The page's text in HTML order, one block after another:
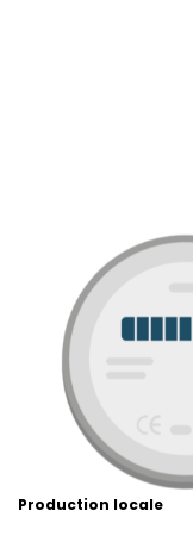
Production locale